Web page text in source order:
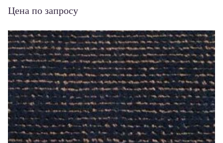
Цена по запросу